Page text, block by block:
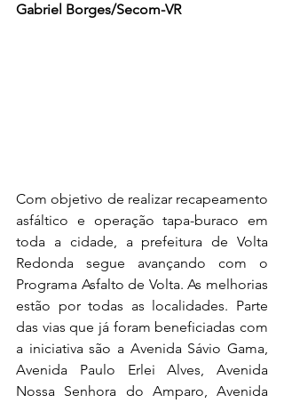
Gabriel Borges/Secom-VR
Com objetivo de realizar recapeamento
asfáltico e operação tapa-buraco em
toda a cidade, a prefeitura de Volta
Redonda segue avançando com o
Programa Asfalto de Volta. As melhorias
estão por todas as localidades. Parte
das vias que já foram beneficiadas com
a iniciativa são a Avenida Sávio Gama,
Avenida Paulo Erlei Alves, Avenida
Nossa Senhora do Amparo, Avenida